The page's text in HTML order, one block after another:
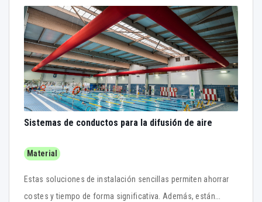
Sistemas de conductos para la difusión de aire
Material
Estas soluciones de instalación sencillas permiten ahorrar
costes y tiempo de forma significativa. Además, están